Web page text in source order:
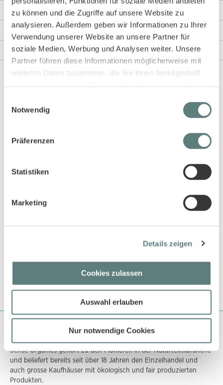
zu können und die Zugriffe auf unsere Website zu
analysieren. Außerdem geben wir Informationen zu Ihrer
Verwendung unserer Website an unsere Partner für
soziale Medien, Werbung und Analysen weiter. Unsere
Partner führen diese Informationen möglicherweise mit
weiteren Daten zusammen, die Sie ihnen bereitgestellt
Notwendig
Präferenzen
Statistiken
Marketing
Details zeigen
Cookies zulassen
Auswahl erlauben
Nur notwendige Cookies
Weitere Informationen
Rezensionen
Angaben zur Produktsicherheit
Über Sense Organics
Sense Organics gehört zu den Pionieren in der Naturtextilbranche
und beliefert bereits seit über 18 Jahren den EInzelhandel und
auch grosse Kaufhäuser mit ökologisch und fair produzierten
Produkten.